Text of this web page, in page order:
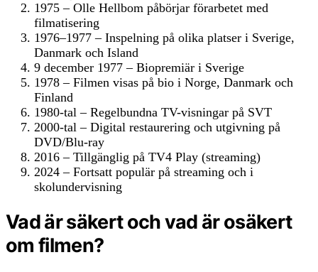
1975 – Olle Hellbom påbörjar förarbetet med
filmatisering
1976–1977 – Inspelning på olika platser i Sverige,
Danmark och Island
9 december 1977 – Biopremiär i Sverige
1978 – Filmen visas på bio i Norge, Danmark och
Finland
1980-tal – Regelbundna TV-visningar på SVT
2000-tal – Digital restaurering och utgivning på
DVD/Blu-ray
2016 – Tillgänglig på TV4 Play (streaming)
2024 – Fortsatt populär på streaming och i
skolundervisning
Vad är säkert och vad är osäkert
om filmen?